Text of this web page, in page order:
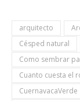
arquitecto
Césped natural
Como sembrar
Cuanto cuesta el
CuernavacaVerde